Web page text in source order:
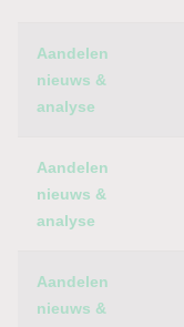
Category
Aandelen
nieuws &
analyse
Aandelen
nieuws &
analyse
Aandelen
nieuws &